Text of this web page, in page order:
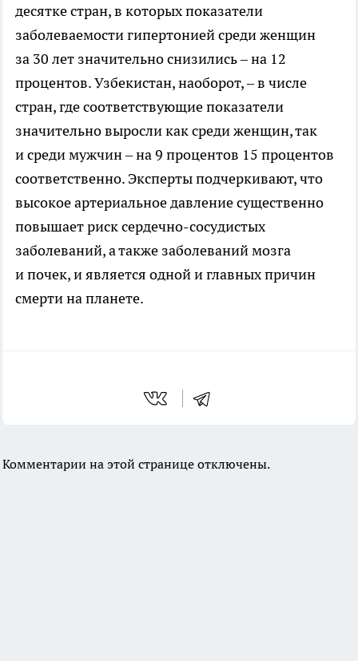
десятке стран, в которых показатели
заболеваемости гипертонией среди женщин
за 30 лет значительно снизились – на 12
процентов. Узбекистан, наоборот, – в числе
стран, где соответствующие показатели
значительно выросли как среди женщин, так
и среди мужчин – на 9 процентов 15 процентов
соответственно. Эксперты подчеркивают, что
высокое артериальное давление существенно
повышает риск сердечно-сосудистых
заболеваний, а также заболеваний мозга
и почек, и является одной и главных причин
смерти на планете.
Комментарии на этой странице отключены.